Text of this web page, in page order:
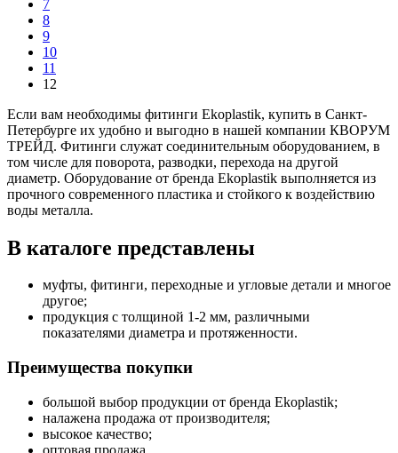
7
8
9
10
11
12
Если вам необходимы фитинги Ekoplastik, купить в Санкт-
Петербурге их удобно и выгодно в нашей компании КВОРУМ
ТРЕЙД. Фитинги служат соединительным оборудованием, в
том числе для поворота, разводки, перехода на другой
диаметр. Оборудование от бренда Ekoplastik выполняется из
прочного современного пластика и стойкого к воздействию
воды металла.
В каталоге представлены
муфты, фитинги, переходные и угловые детали и многое
другое;
продукция с толщиной 1-2 мм, различными
показателями диаметра и протяженности.
Преимущества покупки
большой выбор продукции от бренда Ekoplastik;
налажена продажа от производителя;
высокое качество;
оптовая продажа.